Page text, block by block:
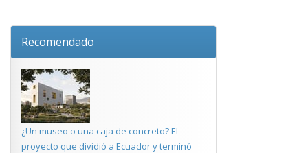
Recomendado
¿Un museo o una caja de concreto? El
proyecto que dividió a Ecuador y terminó